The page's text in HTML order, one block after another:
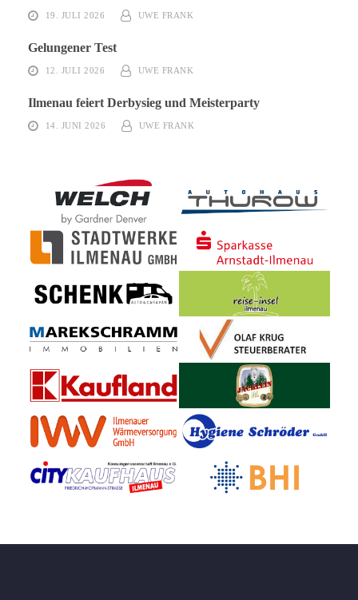
19. JULI 2026 UWE FRANK
Gelungener Test
12. JULI 2026 UWE FRANK
Ilmenau feiert Derbysieg und Meisterparty
14. JUNI 2026 UWE FRANK